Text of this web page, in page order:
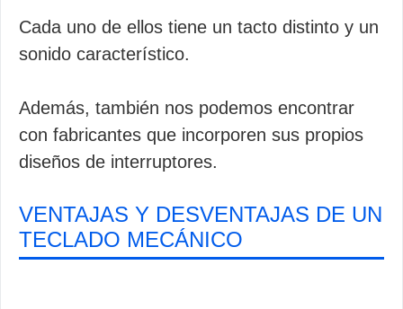
Cada uno de ellos tiene un tacto distinto y un
sonido característico.
Además, también nos podemos encontrar
con fabricantes que incorporen sus propios
diseños de interruptores.
VENTAJAS Y DESVENTAJAS DE UN
TECLADO MECÁNICO